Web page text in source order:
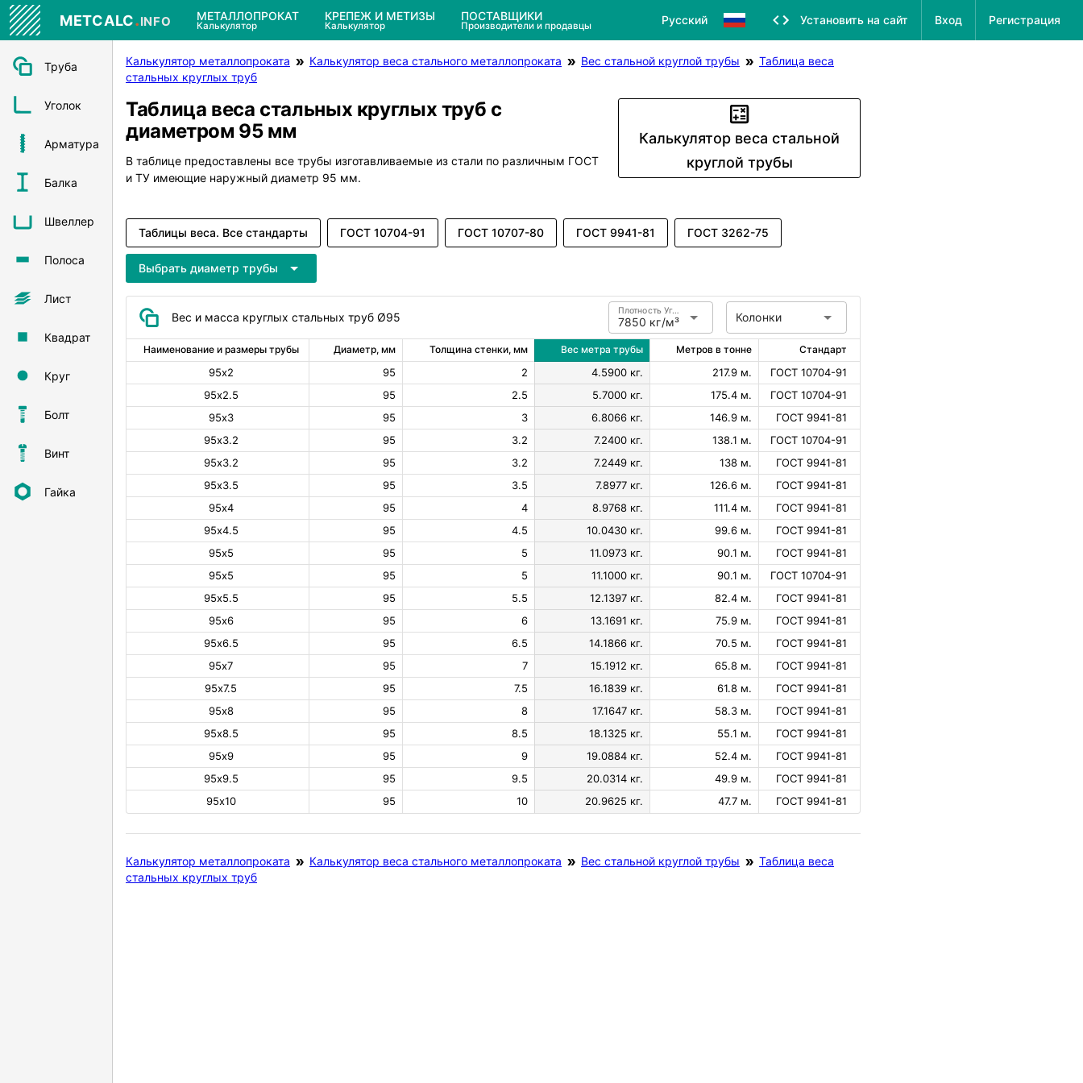
METCALC.INFO МЕТАЛЛОПРОКАТ
Калькулятор
КРЕПЕЖ И МЕТИЗЫ
Калькулятор
ПОСТАВЩИКИ
Производители и продавцы Русский Установить на сайт Вход Регистрация
Труба
Уголок
Арматура
Балка
Швеллер
Полоса
Лист
Квадрат
Круг
Болт
Винт
Гайка
Калькулятор металлопроката Калькулятор веса стального металлопроката Вес стальной круглой трубы
Таблица веса
стальных круглых труб
Таблица веса стальных круглых труб с
диаметром 95 мм
В таблице предоставлены все трубы изготавливаемые из стали по различным ГОСТ
и ТУ имеющие наружный диаметр 95 мм.
Калькулятор веса стальной
круглой трубы
Таблицы веса. Все стандарты ГОСТ 10704-91 ГОСТ 10707-80 ГОСТ 9941-81 ГОСТ 3262-75
Выбрать диаметр трубы
Вес и масса круглых стальных труб Ø95 7850 кг/м³
Плотность Углеродистая сталь Колонки
Наименование и размеры трубы Диаметр, мм Толщина стенки, мм Вес метра трубы Метров в тонне Стандарт
95х2 95 2 4.5900 кг. 217.9 м.
ГОСТ 10704-91
95х2.5
95 2.5 5.7000 кг. 175.4 м.
ГОСТ 10704-91
95х3
95 3 6.8066 кг. 146.9 м.
ГОСТ 9941-81
95х3.2
95 3.2 7.2400 кг. 138.1 м.
ГОСТ 10704-91
95х3.2
95 3.2 7.2449 кг. 138 м.
ГОСТ 9941-81
95х3.5
95 3.5 7.8977 кг. 126.6 м.
ГОСТ 9941-81
95х4
95 4 8.9768 кг. 111.4 м.
ГОСТ 9941-81
95х4.5
95 4.5 10.0430 кг. 99.6 м.
ГОСТ 9941-81
95х5
95 5 11.0973 кг. 90.1 м.
ГОСТ 9941-81
95х5
95 5 11.1000 кг. 90.1 м.
ГОСТ 10704-91
95х5.5
95 5.5 12.1397 кг. 82.4 м.
ГОСТ 9941-81
95х6
95 6 13.1691 кг. 75.9 м.
ГОСТ 9941-81
95х6.5
95 6.5 14.1866 кг. 70.5 м.
ГОСТ 9941-81
95х7
95 7 15.1912 кг. 65.8 м.
ГОСТ 9941-81
95х7.5
95 7.5 16.1839 кг. 61.8 м.
ГОСТ 9941-81
95х8
95 8 17.1647 кг. 58.3 м.
ГОСТ 9941-81
95х8.5
95 8.5 18.1325 кг. 55.1 м.
ГОСТ 9941-81
95х9
95 9 19.0884 кг. 52.4 м.
ГОСТ 9941-81
95х9.5
95 9.5 20.0314 кг. 49.9 м.
ГОСТ 9941-81
95х10
95 10 20.9625 кг. 47.7 м. ГОСТ 9941-81
Калькулятор металлопроката Калькулятор веса стального металлопроката Вес стальной круглой трубы
Таблица веса
стальных круглых труб